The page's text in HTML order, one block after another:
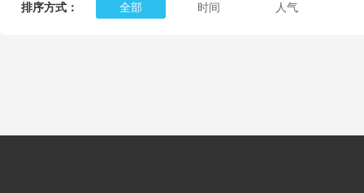
排序方式： 全部 时间 人气